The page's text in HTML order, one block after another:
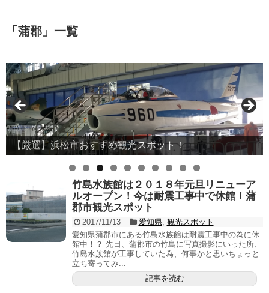
「 蒲郡 」 一覧
【厳選】浜松市おすすめ観光スポット！
0
竹島水族館は２０１８年元旦リニューア
ルオープン！今は耐震工事中で休館！蒲
郡市観光スポット
2017/11/13 愛知県, 観光スポット
愛知県蒲郡市にある竹島水族館は耐震工事中の為に休
館中！？ 先日、蒲郡市の竹島に写真撮影にいった所、
竹島水族館が工事していた為、何事かと思いちょっと
立ち寄ってみ...
記事を読む